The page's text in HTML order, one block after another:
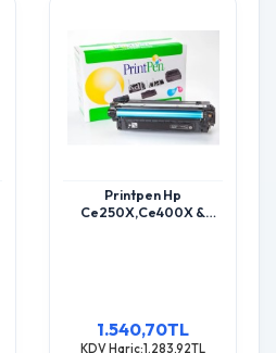
Printpen Hp
Ce250X,Ce400X &
1.540,70TL
KDV Hariç:1.283,92TL